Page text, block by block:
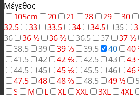
Μέγεθος
105cm
20 21 28 29 30
32.5
33 33.5 34 34.5 35
36
36 ⅓ 36 ⅔ 36.5 37 37 ⅓
38.5
39 39 ⅓ 39.5 40 40
41.5
42 42 ⅔ 42.5 43 43
44.5
45 45 ⅓ 45.5 46 46
47.5
48 48 ⅔ 48.5 49 ⅓
S
M L XL XXL 3XL 4XL